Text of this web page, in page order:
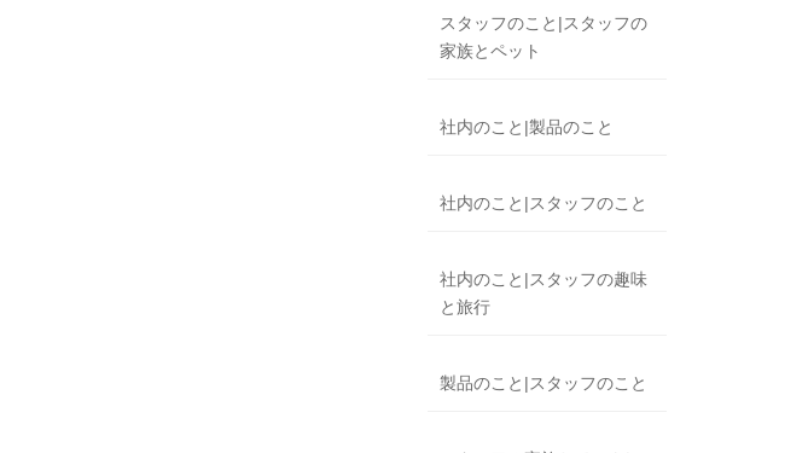
スタッフのこと|スタッフの
家族とペット
社内のこと|製品のこと
社内のこと|スタッフのこと
社内のこと|スタッフの趣味
と旅行
製品のこと|スタッフのこと